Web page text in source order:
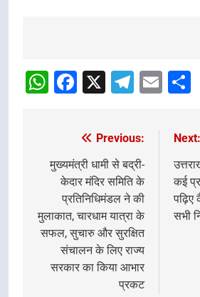
Navigation
WhatsApp
Facebook
X
navigation
Previous:
मुख्यमंत्री धामी से बद्री-
केदार मंदिर समिति के
प्रतिनिधिमंडल ने की
मुलाकात, चारधाम यात्रा के
सफल, सुचारु और सुरक्षित
संचालन के लिए राज्य
सरकार का किया आभार
प्रकट
Next:
कई
पढ़िए
सभी